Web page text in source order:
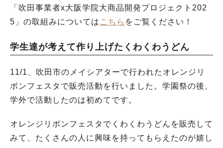
「吹田事業者x大阪学院大商品開発プロジェクト202
5」の取組みについては こちら をご覧ください！
学生達が考えて作り上げたくわくわうどん
11/1、吹田市のメイシアターで行われたオレンジリ
ボンフェスタで販売活動を行いました。学園祭の後、
学外で活動したのは初めてです。
オレンジリボンフェスタでくわくわうどんを販売して
みて、たくさんの人に興味を持ってもらえたのが嬉し